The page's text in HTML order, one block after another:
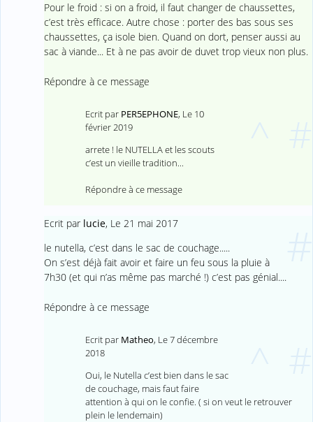
Pour le froid : si on a froid, il faut changer de chaussettes,
c’est très efficace. Autre chose : porter des bas sous ses
chaussettes, ça isole bien. Quand on dort, penser aussi au
sac à viande... Et à ne pas avoir de duvet trop vieux non plus.
Répondre à ce message
Ecrit par PER5EPHONE, Le 10
février 2019
arrete ! le NUTELLA et les scouts
c’est un vieille tradition...
Répondre à ce message
Ecrit par lucie, Le 21 mai 2017
le nutella, c’est dans le sac de couchage.....
On s’est déjà fait avoir et faire un feu sous la pluie à
7h30 (et qui n’as même pas marché !) c’est pas génial....
Répondre à ce message
Ecrit par Matheo, Le 7 décembre
2018
Oui, le Nutella c’est bien dans le sac
de couchage, mais faut faire
attention à qui on le confie. ( si on veut le retrouver
plein le lendemain)